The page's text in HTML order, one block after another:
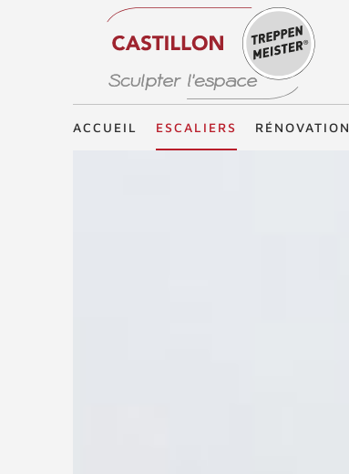
Treppenmeister - Sculpter l'espace
ACCUEIL ESCALIERS RÉNOVATION